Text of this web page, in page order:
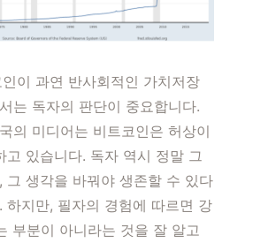
이 과연 반사회적인 가치저장
는 독자의 판단이 중요합니다.
의 미디어는 비트코인은 허상이
고 있습니다. 독자 역시 정말 그
그 생각을 바꿔야 생존할 수 있다
하지만, 필자의 경험에 따르면 강
부분이 아니라는 것을 잘 알고